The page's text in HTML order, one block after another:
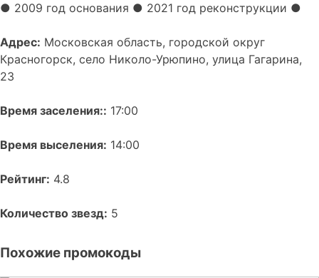
● 2009 год основания ● 2021 год реконструкции ●
Адрес: Московская область, городской округ
Красногорск, село Николо-Урюпино, улица Гагарина,
23
Время заселения:: 17:00
Время выселения: 14:00
Рейтинг: 4.8
Количество звезд: 5
Похожие промокоды